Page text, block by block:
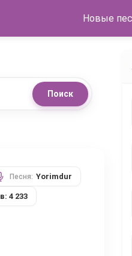
Новые
Поиск
Песня: Yorimdur
4 233